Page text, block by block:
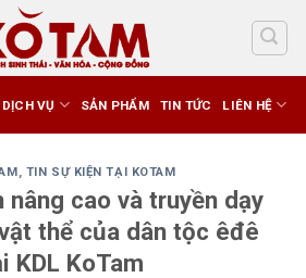
DỊCH VỤ SẢN PHẨM TIN TỨC LIÊN HỆ
, TIN SỰ KIỆN TẠI KOTAM
nâng cao và truyền dạy
thể của dân tộc êđê
KDL KoTam